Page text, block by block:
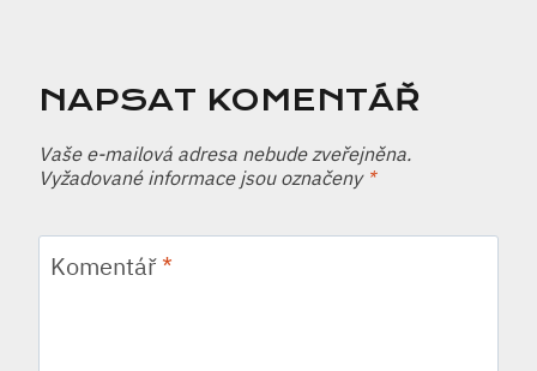
NAPSAT KOMENTÁŘ
Vaše e-mailová adresa nebude zveřejněna.
Vyžadované informace jsou označeny *
Komentář*